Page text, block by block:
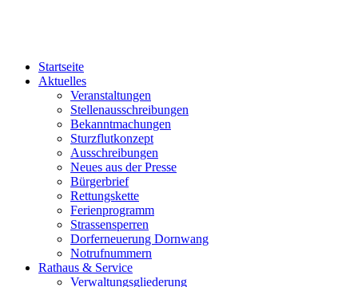
Startseite
Aktuelles
Veranstaltungen
Stellenausschreibungen
Bekanntmachungen
Sturzflutkonzept
Ausschreibungen
Neues aus der Presse
Bürgerbrief
Rettungskette
Ferienprogramm
Strassensperren
Dorferneuerung Dornwang
Notrufnummern
Rathaus & Service
Verwaltungsgliederung